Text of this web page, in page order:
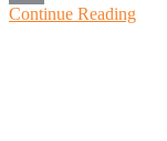
Copy
Continue Reading